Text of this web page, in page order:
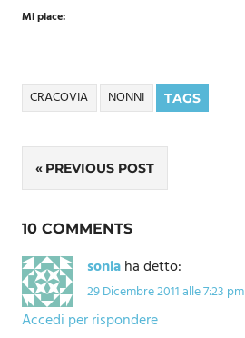
Mi piace:
TAGS
CRACOVIA NONNI
Navigazione
articoli
PREVIOUS POST
10 COMMENTS
soniaha detto:
29 Dicembre 2011 alle 7:23 pm
Accedi per rispondere